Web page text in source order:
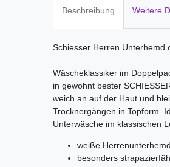
Beschreibung Weitere
Schiesser Herren Unterhemd
Wäscheklassiker im
in gewohnt bester
weich an auf der Haut und
Trocknergängen in Topform.
Unterwäsche im klassischen
weiße
besonders